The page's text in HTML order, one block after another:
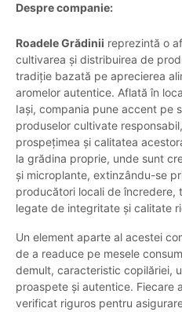
Despre companie:
Roadele Grădinii reprezintă o
cultivarea și distribuirea de
tradiție bazată pe aprecierea
aromelor autentice. Aflată în
Iași, compania pune accent pe
produselor cultivate
prospețimea și calitatea
la grădina proprie, unde sunt
și microplante, extinzându-se
producători locali de încredere,
legate de integritate și calitate
Un element aparte al acestei
de a readuce pe mesele
demult, caracteristic copilăriei,
proaspete și autentice. Fiecare
verificat riguros pentru